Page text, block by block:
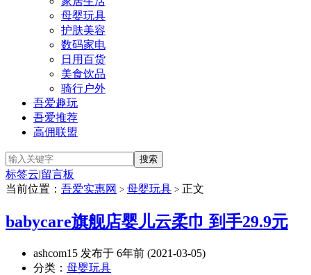
母婴玩具
护肤美容
数码家电
日用百货
美食饮品
骑行户外
吾爱趣玩
吾爱推荐
高佣联盟
标签云|留言板
当前位置： 吾爱实惠网 > 母婴玩具 > 正文
babycare旗舰店婴儿云柔巾 到手29.9元
ashcom15 发布于 6年前 (2021-03-05)
分类： 母婴玩具